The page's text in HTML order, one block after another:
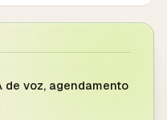
de voz, agendamento